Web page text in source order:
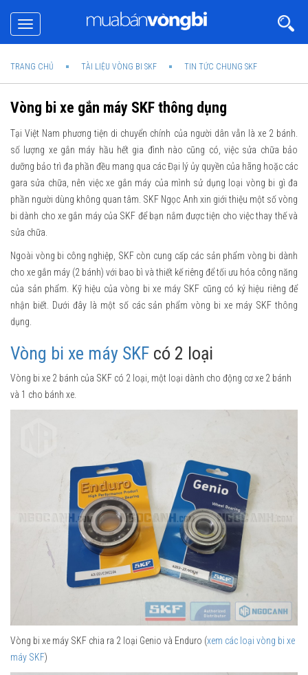
Toggle
navigation
TRANG CHỦ TÀI LIỆU VÒNG BI SKF TIN TỨC CHUNG SKF
Vòng bi xe gắn máy SKF thông dụng
Tại Việt Nam phương tiện di chuyển chính của người dân vẫn là xe 2 bánh.
số lượng xe gắn máy hầu hết gia đình nào cũng có, việc sửa chữa bảo
dưỡng bảo trì đa phần đều mang qua các Đại lý ủy quyền của hãng hoặc các
gara sửa chữa, nên việc xe gắn máy của mình sử dụng loại vòng bi gì đa
phần người dùng không quan tâm. SKF Ngọc Anh xin giới thiệu một số vòng
bi dành cho xe gắn máy của SKF để bạn nắm được tiện cho việc thay thế và
sửa chữa.
Ngoài vòng bi công nghiệp, SKF còn cung cấp các sản phẩm vòng bi dành
cho xe gắn máy (2 bánh) với bao bì và thiết kế riêng để tối ưu hóa công năng
của sản phẩm. Kỹ hiệu của vòng bi xe máy SKF cũng có ký hiệu riêng để
nhận biết. Dưới đây là một số các sản phẩm vòng bi xe máy SKF thông
dụng.
Vòng bi xe máy SKF có 2 loại
Vòng bi xe 2 bánh của SKF có 2 loại, một loại dành cho động cơ xe 2 bánh
và 1 cho bánh xe.
Vòng bi xe máy SKF chia ra 2 loại Genio và Enduro (xem các loại vòng bi xe
máy SKF)